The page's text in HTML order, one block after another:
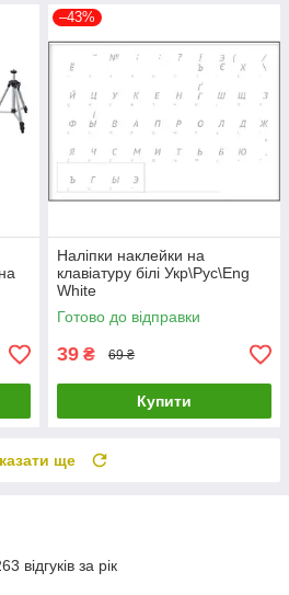
–43%
Наліпки наклейки на
клавіатуру білі Укр\Рус\Eng
White
Готово до відправки
39 ₴ 69 ₴
Купити
ще
відгуків за рік